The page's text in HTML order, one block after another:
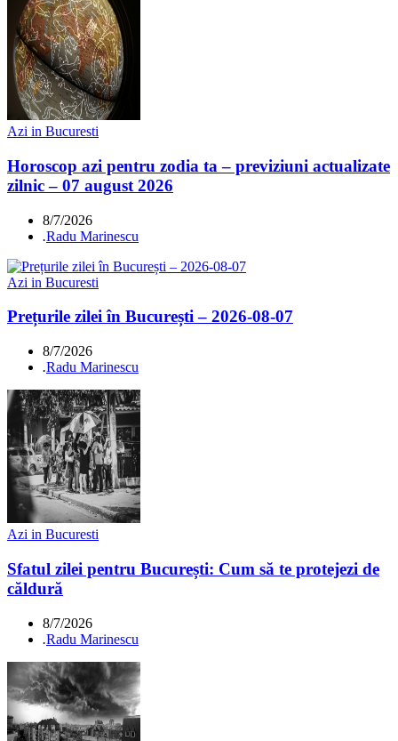
Azi in Bucuresti
Horoscop azi pentru zodia ta – previziuni actualizate
zilnic – 07 august 2026
8/7/2026
.Radu Marinescu
Azi in Bucuresti
Prețurile zilei în București – 2026-08-07
8/7/2026
.Radu Marinescu
Azi in Bucuresti
Sfatul zilei pentru București: Cum să te protejezi de
căldură
8/7/2026
.Radu Marinescu